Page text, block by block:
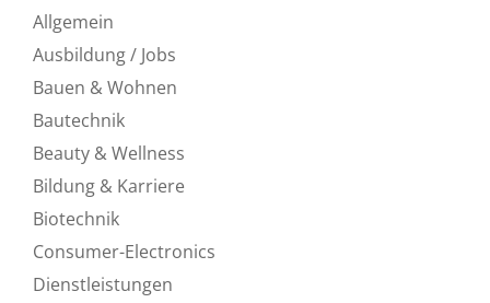
Allgemein
Ausbildung / Jobs
Bauen & Wohnen
Bautechnik
Beauty & Wellness
Bildung & Karriere
Biotechnik
Consumer-Electronics
Dienstleistungen